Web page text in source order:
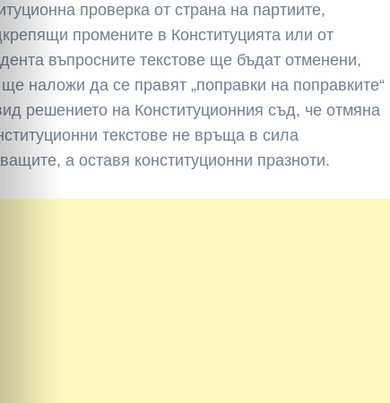
проверка от страна на партиите,
промените в Конституцията или от
въпросните текстове ще бъдат отменени,
ще наложи да се правят „поправки на поправките“
решението на Конституционния съд, че отмяна
текстове не връща в сила
а оставя конституционни празноти.